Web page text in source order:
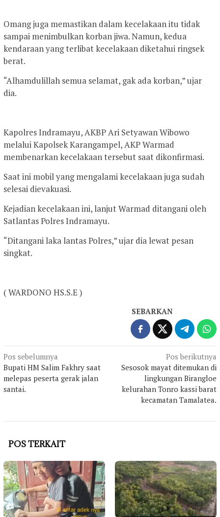
Omang juga memastikan dalam kecelakaan itu tidak
sampai menimbulkan korban jiwa. Namun, kedua
kendaraan yang terlibat kecelakaan diketahui ringsek
berat.
“Alhamdulillah semua selamat, gak ada korban,” ujar
dia.
Kapolres Indramayu, AKBP Ari Setyawan Wibowo
melalui Kapolsek Karangampel, AKP Warmad
membenarkan kecelakaan tersebut saat dikonfirmasi.
Saat ini mobil yang mengalami kecelakaan juga sudah
selesai dievakuasi.
Kejadian kecelakaan ini, lanjut Warmad ditangani oleh
Satlantas Polres Indramayu.
“Ditangani laka lantas Polres,” ujar dia lewat pesan
singkat.
( WARDONO HS.S.E )
SEBARKAN
Navigasi
pos
Pos sebelumnya
Bupati HM Salim Fakhry saat
melepas peserta gerak jalan
santai.
Pos berikutnya
Sesosok mayat ditemukan di
lingkungan Birangloe
kelurahan Tonro kassi barat
kecamatan Tamalatea.
POS TERKAIT